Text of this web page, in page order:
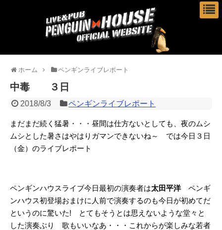
ホーム ペンギンライブレポート
中毒 ３日
2018/8/3 ペンギンライブレポート
まだまだ続く猛暑・・・昼間は仕方ないとしても、夜のムシ
ムシとした暑さはやはりガマンできないね～ では今日３日
（金）のライブレポート
ペンギンハウスライブ今日最初の演奏者は太田平洋ペンギ
ンハウス初登場おまけに人前で演奏するのも今日が初めてだ
というのに驚いた! とてもそうとは思えないような堂々と
した演奏ぶり 歌もいいなあ・・・これからが楽しみな若者